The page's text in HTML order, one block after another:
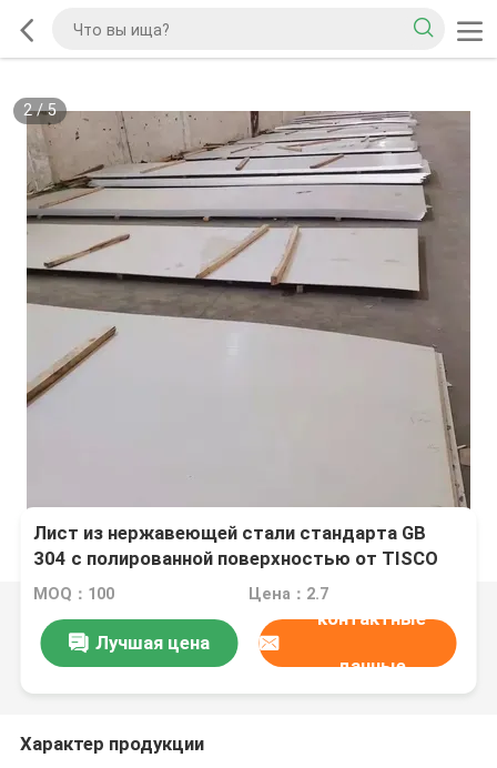
2/5
Лист из нержавеющей стали стандарта GB
304 с полированной поверхностью от TISCO
BAOSTEEL POSCO
MOQ：100 Цена：2.7
Лучшая цена
контактные
данные
Характер продукции